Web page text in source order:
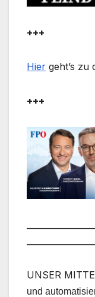
+++
Hier geht’s
+++
UNSER
und